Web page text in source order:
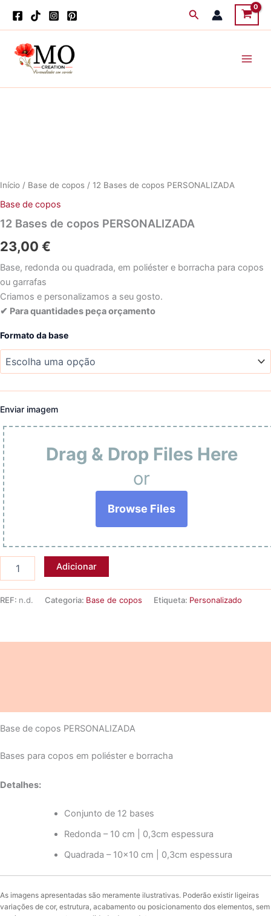
Search
Início / Base de copos / 12 Bases de copos PERSONALIZADA
Base de copos
12 Bases de copos PERSONALIZADA
23,00 €
Base, redonda ou quadrada, em poliéster e borracha para copos
ou garrafas
Criamos e personalizamos a seu gosto.
✔ Para quantidades peça orçamento
Formato da base
Enviar imagem
Drag & Drop Files Here
or
Browse Files
Bases
Adicionar
REF: n.d. Categoria: Base de copos Etiqueta: Personalizado
Base de copos PERSONALIZADA
Bases para copos em poliéster e borracha
Detalhes:
Conjunto de 12 bases
Redonda – 10 cm | 0,3cm espessura
Quadrada – 10×10 cm | 0,3cm espessura
As imagens apresentadas são meramente ilustrativas. Poderão existir ligeiras
variações de cor, estrutura, acabamento ou posicionamento dos elementos, sem